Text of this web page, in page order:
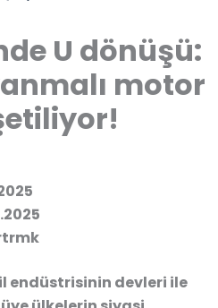
U dönüşü:
motor
endüstrisinin devleri ile